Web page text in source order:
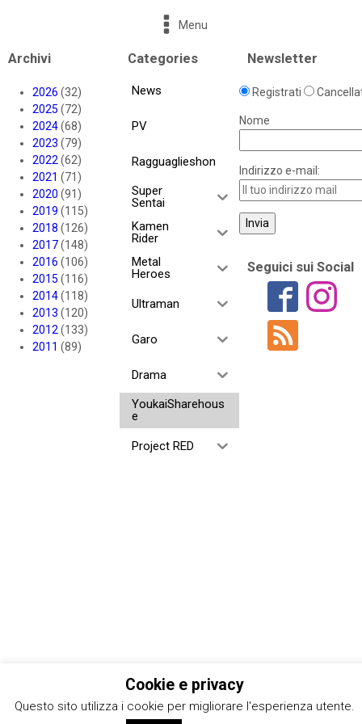
Menu
Archivi
2026 (32)
2025 (72)
2024(68)
2023 (79)
2022 (62)
2021 (71)
2020 (91)
2019 (115)
2018 (126)
2017(148)
2016 (106)
2015 (116)
2014(118)
2013 (120)
2012 (133)
2011 (89)
Categories
News
PV
Ragguaglieshon
Super
Sentai
Kamen
Rider
Metal
Heroes
Ultraman
Garo
Drama
YoukaiSharehous
e
Project RED
Newsletter
Registrati
Nome
Indirizzo e-mail:
Seguici sui Social
Cookie e privacy
Questo sito utilizza i cookie per migliorare l'esperienza utente.